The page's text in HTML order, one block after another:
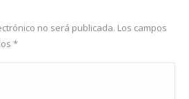
no será publicada. Los campos
*